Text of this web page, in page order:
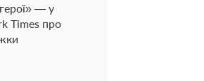
— у
Times про